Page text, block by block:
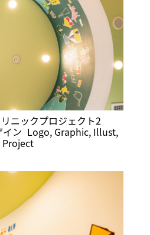
ニックプロジェクト2
ン Logo, Graphic, Illust,
Project